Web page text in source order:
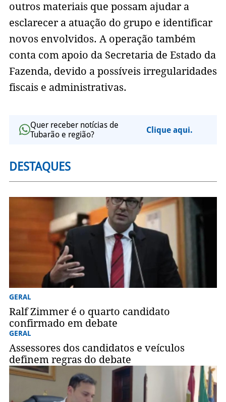
outros materiais que possam ajudar a
esclarecer a atuação do grupo e identificar
novos envolvidos. A operação também
conta com apoio da Secretaria de Estado da
Fazenda, devido a possíveis irregularidades
fiscais e administrativas.
Quer receber notícias de
Tubarão e região?
Clique aqui.
DESTAQUES
GERAL
Ralf Zimmer é o quarto candidato
confirmado em debate
GERAL
Assessores dos candidatos e veículos
definem regras do debate